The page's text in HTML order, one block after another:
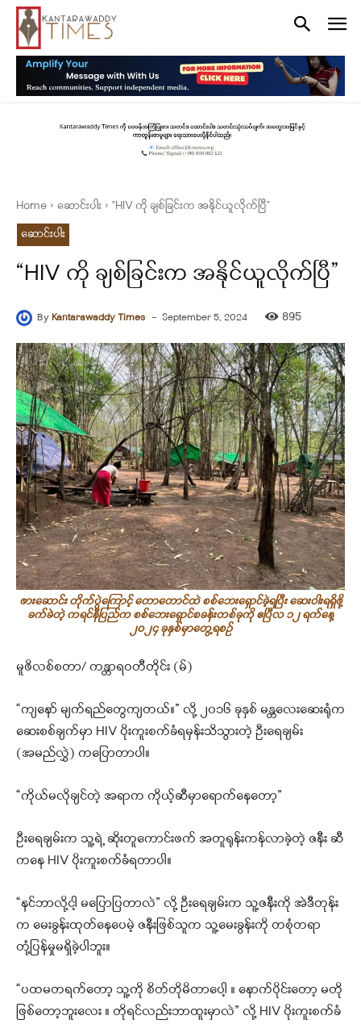
Home ဆောင်းပါး
"HIV ကို ချစ်ခြင်းက အနိုင်ယူလိုက်ပြီ"
ဆောင်းပါး
“HIV ကို ချစ်ခြင်းက အနိုင်ယူလိုက်ပြီ”
ByKantarawaddy Times - September 5, 2024 895
ဖားဆောင်း တိုက်ပွဲကြောင့် တောတောင်ထဲ စစ်ဘေးရှောင်ခဲ့ရပြီး ဆေးဝါးရရှိဖို့
ခက်ခဲတဲ့ ကရင်နီပြည်က စစ်ဘေးရှောင်စခန်းတစ်ခုကို ဧပြီလ ၁၂ ရက်နေ့
၂၀၂၄ ခုနှစ်မှာတွေ့ရစဉ်
မူဖိလစ်စတာ/ ကန္တာရဝတီတိုင်း (မ်)
“ကျနော် မျက်ရည်တွေကျတယ်။” လို့ ၂၀၁၆ ခုနှစ် မန္တလေးဆေးရုံက
ဆေးစစ်ချက်မှာ HIV ပိုးကူးစက်ခံရမှန်းသိသွားတဲ့ ဦးရေချမ်း
(အမည်လွှဲ) ကပြောတာပါ။
“ကိုယ်မလိုချင်တဲ့ အရာက ကိုယ့်ဆီမှာရောက်နေတော့”
ဦးရေချမ်းက သူ့ရဲ့ ဆိုးတူကောင်းဖက် အတူရုန်းကန်လာခဲ့တဲ့ ဇနီး ဆီ
ကနေ HIV ပိုးကူးစက်ခံရတာပါ။
“နင်ဘာလို့ငါ့ မပြောပြတာလဲ” လို့ ဦးရေချမ်းက သူ့ဇနီးကို အဲဒီတုန်း
က မေးခွန်းထုတ်နေပေမဲ့ ဇနီးဖြစ်သူက သူ့မေးခွန်းကို တစုံတရာ
တုံ့ပြန်မှုမရှိခဲ့ပါဘူး။
“ပထမတရက်တော့ သူ့ကို စိတ်တိုမိတာပေါ့ ။ နောက်ပိုင်းတော့ မတို
ဖြစ်တော့ဘူးလေး ။ တိုရင်လည်းဘာထူးမှာလဲ” လို့ HIV ပိုးကူးစက်ခံ